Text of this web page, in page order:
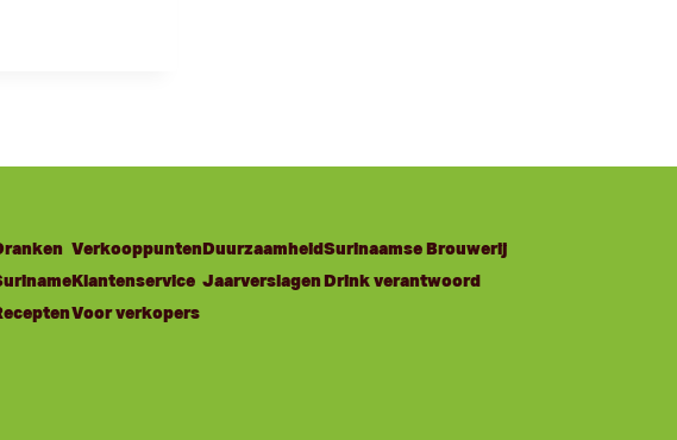
Verkooppunten
Klantenservice
Voor verkopers
Duurzaamheid
Jaarverslagen
Surinaamse Brouwerij
Drink verantwoord